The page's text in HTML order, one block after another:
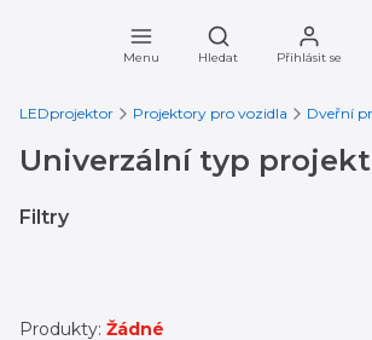
Menu
Otevřít vyhledávač
Hledat Přihlásit se
LEDprojektor Projektory pro vozidla Dveřní
Univerzální typ
Filtry
Produkty: Žádné